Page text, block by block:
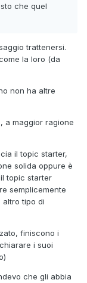
che quel
trattenersi.
la loro (da
non ha altre
a maggior ragione
il topic starter,
solida oppure è
topic starter
semplicemente
altro tipo di
finiscono i
i suoi
che gli abbia